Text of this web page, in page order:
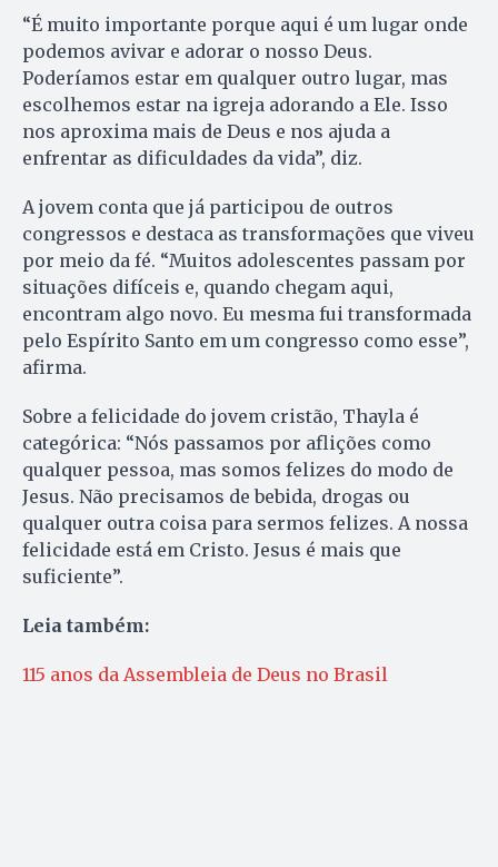
“É muito importante porque aqui é um lugar onde
podemos avivar e adorar o nosso Deus.
Poderíamos estar em qualquer outro lugar, mas
escolhemos estar na igreja adorando a Ele. Isso
nos aproxima mais de Deus e nos ajuda a
enfrentar as dificuldades da vida”, diz.
A jovem conta que já participou de outros
congressos e destaca as transformações que viveu
por meio da fé. “Muitos adolescentes passam por
situações difíceis e, quando chegam aqui,
encontram algo novo. Eu mesma fui transformada
pelo Espírito Santo em um congresso como esse”,
afirma.
Sobre a felicidade do jovem cristão, Thayla é
categórica: “Nós passamos por aflições como
qualquer pessoa, mas somos felizes do modo de
Jesus. Não precisamos de bebida, drogas ou
qualquer outra coisa para sermos felizes. A nossa
felicidade está em Cristo. Jesus é mais que
suficiente”.
Leia também:
115 anos da Assembleia de Deus no Brasil